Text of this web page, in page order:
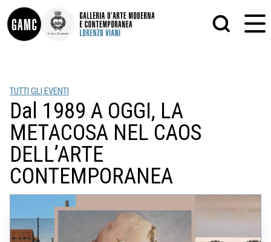
INFO
CONTATTI
DIDATTICA
SHOP
LE COLLEZIONI
GLI AUTORI
LORENZO VIANI
MOSTRE
SCULTURA
STAMPA
ALTRO
TUTTI GLI EVENTI
Dal 1989 A OGGI, LA
METACOSA NEL CAOS
DELL’ARTE
CONTEMPORANEA